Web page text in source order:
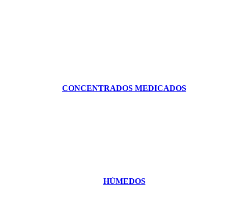
CONCENTRADOS MEDICADOS
HÚMEDOS